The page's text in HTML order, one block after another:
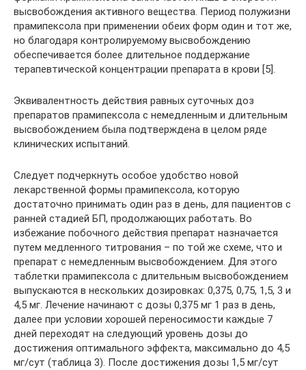
высвобождения активного вещества. Период полужизни
прамипексола при применении обеих форм один и тот же,
но благодаря контролируемому высвобождению
обеспечивается более длительное поддержание
терапевтической концентрации препарата в крови [5].
Эквивалентность действия равных суточных доз
препаратов прамипексола с немедленным и длительным
высвобождением была подтверждена в целом ряде
клинических испытаний.
Следует подчеркнуть особое удобство новой
лекарственной формы прамипексола, которую
достаточно принимать один раз в день, для пациентов с
ранней стадией БП, продолжающих работать. Во
избежание побочного действия препарат назначается
путем медленного титрования – по той же схеме, что и
препарат с немедленным высвобождением. Для этого
таблетки прамипексола с длительным высвобождением
выпускаются в нескольких дозировках: 0,375, 0,75, 1,5, 3 и
4,5 мг. Лечение начинают с дозы 0,375 мг 1 раз в день,
далее при условии хорошей переносимости каждые 7
дней переходят на следующий уровень дозы до
достижения оптимального эффекта, максимально до 4,5
мг/сут (таблица 3). После достижения дозы 1,5 мг/сут